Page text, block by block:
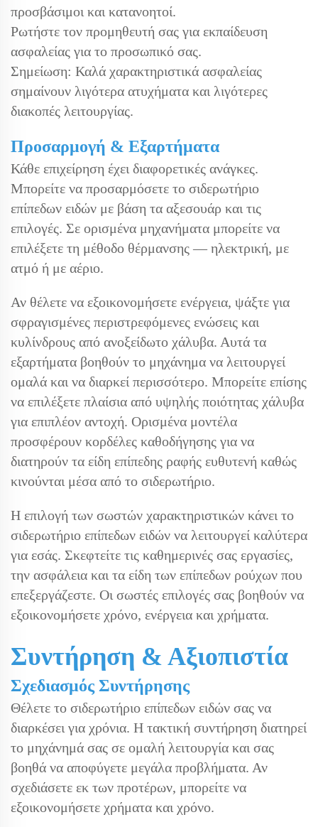
προσβάσιμοι και κατανοητοί.
Ρωτήστε τον προμηθευτή σας για εκπαίδευση
ασφαλείας για το προσωπικό σας.
Σημείωση: Καλά χαρακτηριστικά ασφαλείας
σημαίνουν λιγότερα ατυχήματα και λιγότερες
διακοπές λειτουργίας.
Προσαρμογή & Εξαρτήματα
Κάθε επιχείρηση έχει διαφορετικές ανάγκες.
Μπορείτε να προσαρμόσετε το σιδερωτήριο
επίπεδων ειδών με βάση τα αξεσουάρ και τις
επιλογές. Σε ορισμένα μηχανήματα μπορείτε να
επιλέξετε τη μέθοδο θέρμανσης — ηλεκτρική, με
ατμό ή με αέριο.
Αν θέλετε να εξοικονομήσετε ενέργεια, ψάξτε για
σφραγισμένες περιστρεφόμενες ενώσεις και
κυλίνδρους από ανοξείδωτο χάλυβα. Αυτά τα
εξαρτήματα βοηθούν το μηχάνημα να λειτουργεί
ομαλά και να διαρκεί περισσότερο. Μπορείτε επίσης
να επιλέξετε πλαίσια από υψηλής ποιότητας χάλυβα
για επιπλέον αντοχή. Ορισμένα μοντέλα
προσφέρουν κορδέλες καθοδήγησης για να
διατηρούν τα είδη επίπεδης ραφής ευθυτενή καθώς
κινούνται μέσα από το σιδερωτήριο.
Η επιλογή των σωστών χαρακτηριστικών κάνει το
σιδερωτήριο επίπεδων ειδών να λειτουργεί καλύτερα
για εσάς. Σκεφτείτε τις καθημερινές σας εργασίες,
την ασφάλεια και τα είδη των επίπεδων ρούχων που
επεξεργάζεστε. Οι σωστές επιλογές σας βοηθούν να
εξοικονομήσετε χρόνο, ενέργεια και χρήματα.
Συντήρηση & Αξιοπιστία
Σχεδιασμός Συντήρησης
Θέλετε το σιδερωτήριο επίπεδων ειδών σας να
διαρκέσει για χρόνια. Η τακτική συντήρηση διατηρεί
το μηχάνημά σας σε ομαλή λειτουργία και σας
βοηθά να αποφύγετε μεγάλα προβλήματα. Αν
σχεδιάσετε εκ των προτέρων, μπορείτε να
εξοικονομήσετε χρήματα και χρόνο.